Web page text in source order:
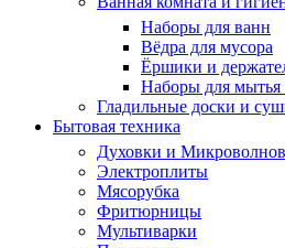
Наборы для ванн
Вёдра для мусора
Ёршики и
Наборы для мытья
Гладильные доски и
Бытовая техника
Духовки и
Электроплиты
Мясорубка
Фритюрницы
Мультиварки